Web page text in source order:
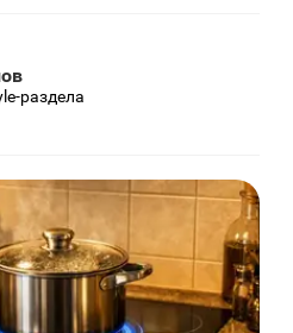
раздела